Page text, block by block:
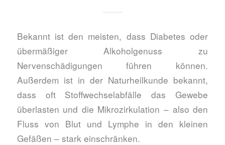
Bekannt ist den meisten, dass Diabetes oder
übermäßiger Alkoholgenuss zu
Nervenschädigungen führen können.
Außerdem ist in der Naturheilkunde bekannt,
dass oft Stoffwechselabfälle das Gewebe
überlasten und die Mikrozirkulation – also den
Fluss von Blut und Lymphe in den kleinen
Gefäßen – stark einschränken.